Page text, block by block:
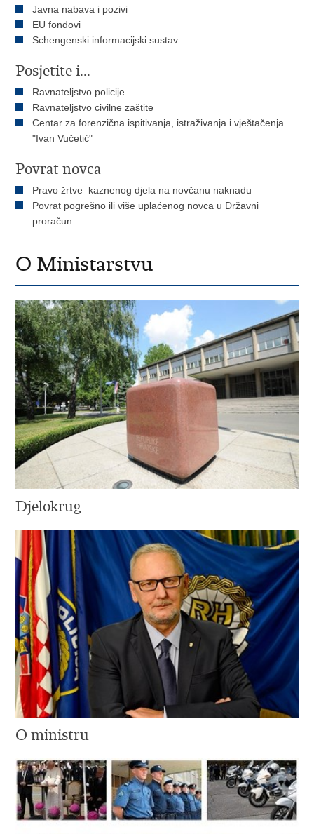
Javna nabava i pozivi
EU fondovi
Schengenski informacijski sustav
Posjetite i...
Ravnateljstvo policije
Ravnateljstvo civilne zaštite
Centar za forenzična ispitivanja, istraživanja i vještačenja
"Ivan Vučetić"
Povrat novca
Pravo žrtve kaznenog djela na novčanu naknadu
Povrat pogrešno ili više uplaćenog novca u Državni
proračun
O Ministarstvu
Djelokrug
O ministru